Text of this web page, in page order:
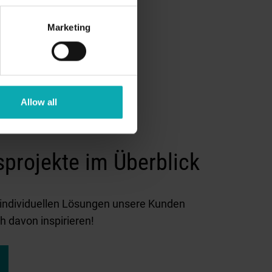
Marketing
Allow all
im Überblick
Lösungen unsere Kunden
davon inspirieren!